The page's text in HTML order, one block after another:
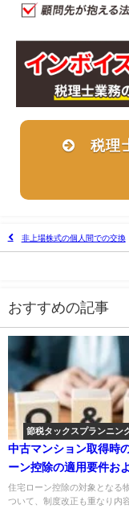
税理
非上場株式の個人間での交換
おすすめの記事
節税タックスプランニン
中古マンション取得時
ーン控除の適用要件お
先による影響について
住宅ローン控除の対象となる
ついて、制度改正も重なり内